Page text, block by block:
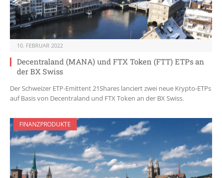
10. FEBRUAR 2022
Decentraland (MANA) und FTX Token (FTT) ETPs an
der BX Swiss
Der Schweizer ETP-Emittent 21Shares lanciert zwei neue Krypto-ETPs
auf Basis von Decentraland und FTX Token an der BX Swiss.
FINANZPRODUKTE